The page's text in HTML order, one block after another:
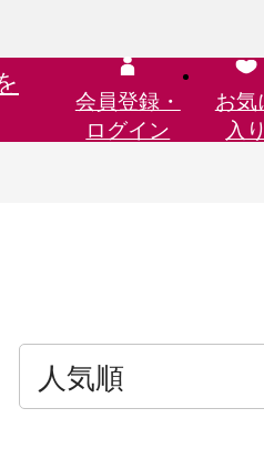
会員登録・
ログイン
お気
入り